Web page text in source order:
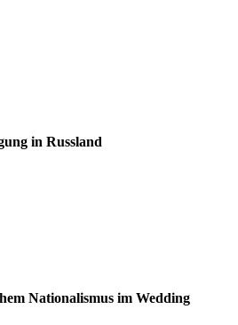
in Russland
Nationalismus im Wedding